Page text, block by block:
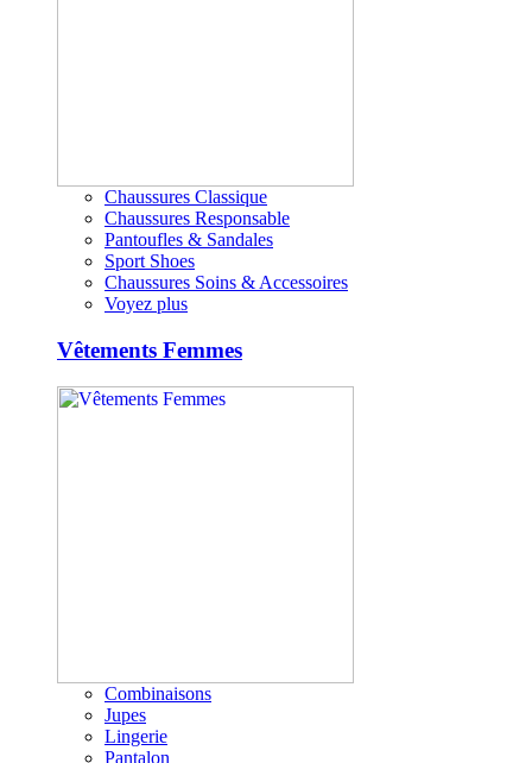
Chaussures Classique
Chaussures Responsable
Pantoufles & Sandales
Sport Shoes
Chaussures Soins & Accessoires
Voyez plus
Vêtements Femmes
Combinaisons
Jupes
Lingerie
Pantalon